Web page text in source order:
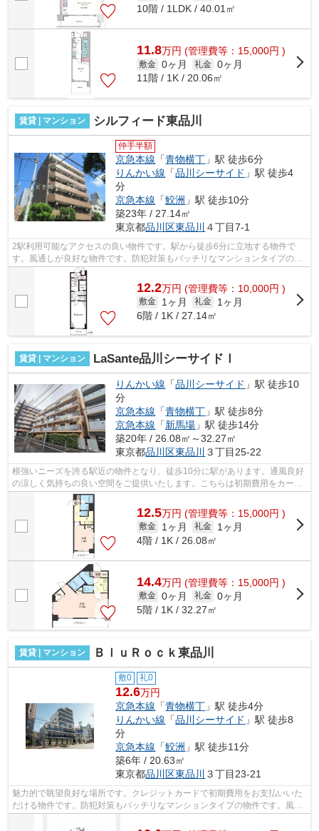
10階 / 1LDK / 40.01㎡
11.8万円 (管理費等：15,000円 )
敷金 0ヶ月 礼金 0ヶ月
11階 / 1K / 20.06㎡
賃貸 | マンション シルフィード東品川
仲手半額
京急本線 「青物横丁 」駅 徒歩6分
りんかい線 「品川シーサイド 」駅 徒歩4
分
京急本線 「鮫洲 」駅 徒歩10分
築23年 / 27.14㎡
東京都品川区東品川 ４丁目7-1
2駅利用可能なアクセスの良い物件です。駅から徒歩6分に立地する物件で
す。風通しが良好な物件です。防犯対策もバッチリなマンションタイプの物
件です。外観タイル張りは、物件の個性...
12.2万円 (管理費等：10,000円 )
敷金 1ヶ月 礼金
1ヶ月
6階 / 1K / 27.14㎡
賃貸 | マンション LaSante品川シーサイドⅠ
りんかい線 「品川シーサイド 」駅 徒歩10
分
京急本線 「青物横丁 」駅 徒歩8分
京急本線 「新馬場 」駅 徒歩14分
築20年 / 26.08㎡～32.27㎡
東京都品川区東品川 ３丁目25-22
根強いニーズを誇る駅近の物件となり、徒歩10分に駅があります。通風良好
の涼しく気持ちの良い空間をご提供いたします。こちらは初期費用をカード
でお支払いいただける物件なので、支...
12.5万円 (管理費等：15,000円 )
敷金 1ヶ月 礼金
1ヶ月
4階 / 1K / 26.08㎡
14.4万円 (管理費等：15,000円 )
敷金 0ヶ月 礼金 0ヶ月
5階 / 1K / 32.27㎡
賃貸 | マンション ＢｌｕＲｏｃｋ東品川
敷0 礼0
12.6万円
京急本線 「青物横丁 」駅 徒歩4分
りんかい線 「品川シーサイド 」駅 徒歩8
分
京急本線 「鮫洲 」駅 徒歩11分
築6年 / 20.63㎡
東京都品川区東品川 ３丁目23-21
魅力的で眺望良好な場所です。クレジットカードで初期費用をお支払いいた
だける物件です。防犯対策もバッチリなマンションタイプの物件です。風通
しが良く真夏の暑い日も快適に過ごせ...